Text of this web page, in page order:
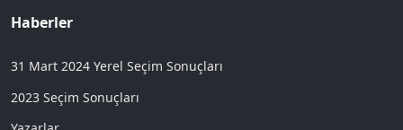
Haberler
31 Mart 2024 Yerel Seçim Sonuçları
2023 Seçim Sonuçları